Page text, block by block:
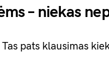
– niekas
pats klausimas